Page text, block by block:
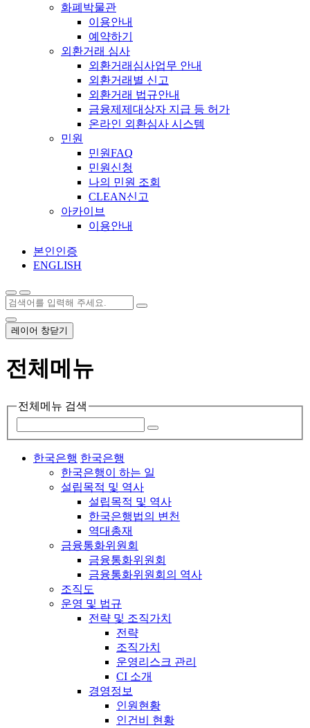
화폐박물관
이용안내
예약하기
외환거래 심사
외환거래심사업무 안내
외환거래별 신고
외환거래 법규안내
금융제제대상자 지급 등 허가
온라인 외환심사 시스템
민원
민원FAQ
민원신청
나의 민원 조회
CLEAN신고
아카이브
이용안내
본인인증
ENGLISH
레이어 창닫기
전체메뉴
전체메뉴 검색
한국은행 한국은행
한국은행이 하는 일
설립목적 및 역사
설립목적 및 역사
한국은행법의 변천
역대총재
금융통화위원회
금융통화위원회
금융통화위원회의 역사
조직도
운영 및 법규
전략 및 조직가치
전략
조직가치
운영리스크 관리
CI 소개
경영정보
인원현황
인건비 현황